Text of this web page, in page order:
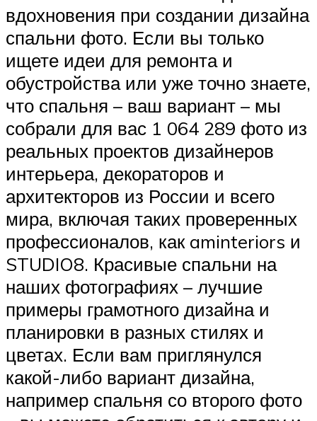
вдохновения при создании дизайна
спальни фото. Если вы только
ищете идеи для ремонта и
обустройства или уже точно знаете,
что спальня – ваш вариант – мы
собрали для вас 1 064 289 фото из
реальных проектов дизайнеров
интерьера, декораторов и
архитекторов из России и всего
мира, включая таких проверенных
профессионалов, как aminteriors и
STUDIO8. Красивые спальни на
наших фотографиях – лучшие
примеры грамотного дизайна и
планировки в разных стилях и
цветах. Если вам приглянулся
какой-либо вариант дизайна,
например спальня со второго фото